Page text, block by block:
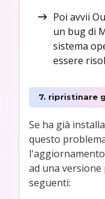
Poi avvii
un bug di
sistema
essere
7. ripristinare
Se ha già
questo
ad una versione
seguenti: